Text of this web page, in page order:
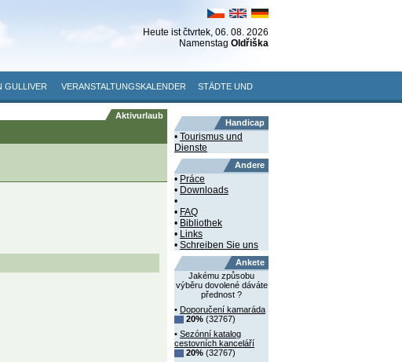
Heute istčtvrtek, 06. 08. 2026
Namenstag Oldřiška
GULLIVER VERANSTALTUNGSKALENDER
STÄDTE UND
Aktivurlaub
Handicap
• Tourismus und
Dienste
Andere
• Práce
• Downloads
•
• FAQ
• Bibliothek
• Links
• Schreiben Sie uns
Ankete
Jakému způsobu
výběru dovolené dáváte
přednost ?
• Doporučení kamaráda
20% (32767)
• Sezónní katalog
cestovních kanceláří
20% (32767)